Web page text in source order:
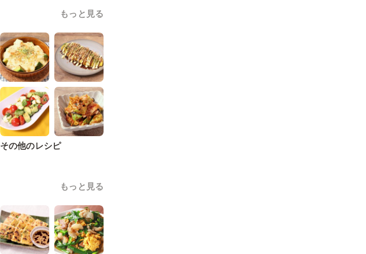
もっと見る
その他のレシピ
もっと見る